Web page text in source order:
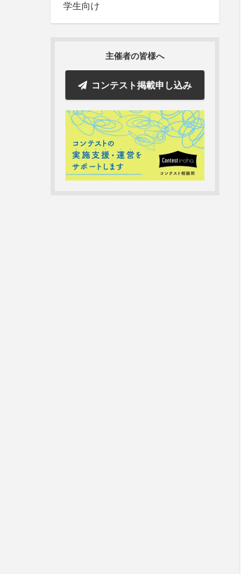
学生向け
主催者の皆様へ
コンテスト掲載申し込み